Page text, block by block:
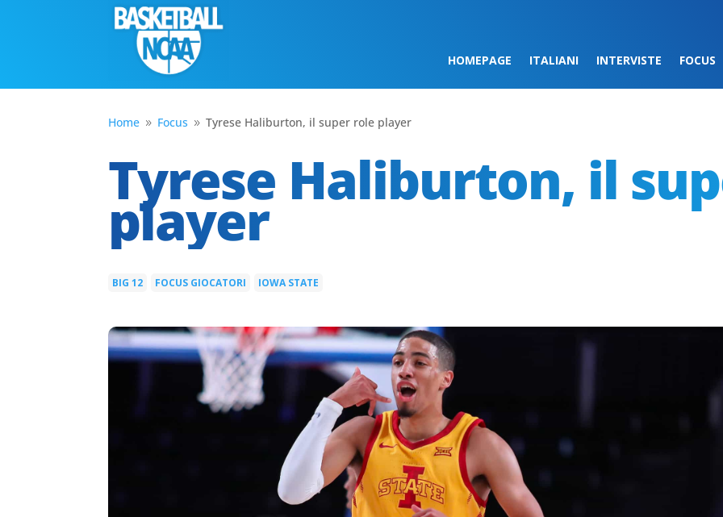
HOMEPAGE ITALIANI INTERVISTE FOCUS
Home 9 Focus 9 Tyrese Haliburton, il super role player
Tyrese Haliburton, il
player
BIG 12 FOCUS GIOCATORI IOWA STATE